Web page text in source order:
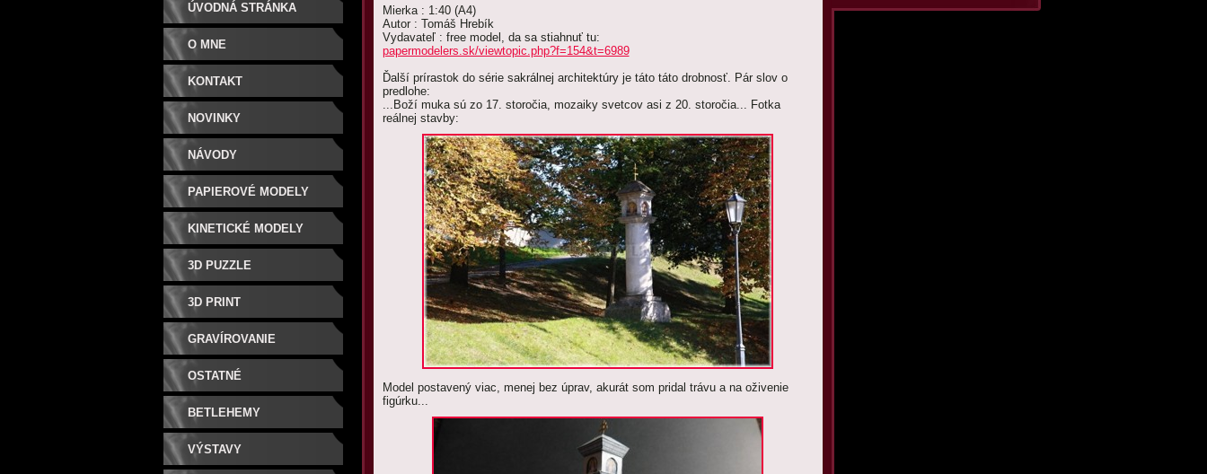
Mierka : 1:40 (A4)
Autor : Tomáš Hrebík
Vydavateľ : free model, da sa stiahnuť tu:
papermodelers.sk/viewtopic.php?f=154&t=6989
Ďalší prírastok do série sakrálnej architektúry je táto táto drobnosť. Pár slov o
predlohe:
...Boží muka sú zo 17. storočia, mozaiky svetcov asi z 20. storočia... Fotka
reálnej stavby:
Model postavený viac, menej bez úprav, akurát som pridal trávu a na oživenie
figúrku...
ÚVODNÁ STRÁNKA
O MNE
KONTAKT
NOVINKY
NÁVODY
PAPIEROVÉ MODELY
KINETICKÉ MODELY
3D PUZZLE
3D PRINT
GRAVÍROVANIE
OSTATNÉ
BETLEHEMY
VÝSTAVY